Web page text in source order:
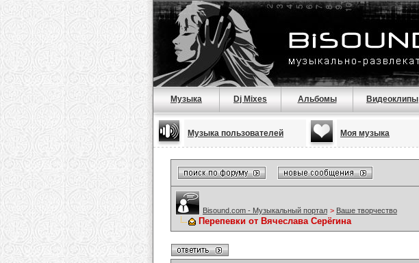
Музыка Dj Mixes Альбомы Видеоклипы
Музыка пользователей Моя музыка
Bisound.com - Музыкальный портал > Ваше творчество
Перепевки от Вячеслава Серёгина